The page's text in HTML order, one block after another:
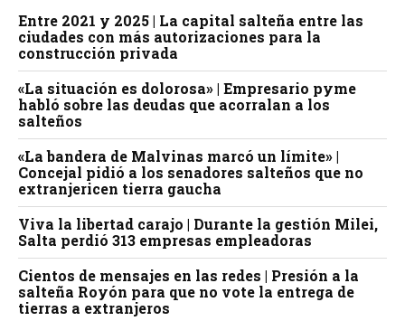
Entre 2021 y 2025 | La capital salteña entre las
ciudades con más autorizaciones para la
construcción privada
«La situación es dolorosa» | Empresario pyme
habló sobre las deudas que acorralan a los
salteños
«La bandera de Malvinas marcó un límite» |
Concejal pidió a los senadores salteños que no
extranjericen tierra gaucha
Viva la libertad carajo | Durante la gestión Milei,
Salta perdió 313 empresas empleadoras
Cientos de mensajes en las redes | Presión a la
salteña Royón para que no vote la entrega de
tierras a extranjeros